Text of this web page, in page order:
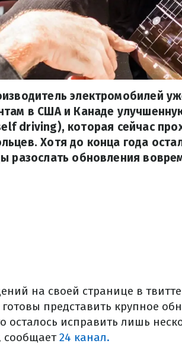
электромобилей
в США и Канаде
driving), которая сейчас
Хотя до конца года
разослать обновления
на своей странице в
представить крупное
осталось исправить лишь
сообщает24 канал.